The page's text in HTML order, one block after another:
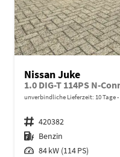
Nissan Juke
unverbindliche Lieferzeit: 10 Tage
Fahrzeugnr. 420382
Kraftstoff Benzin
Leistung 84 kW (114 PS)